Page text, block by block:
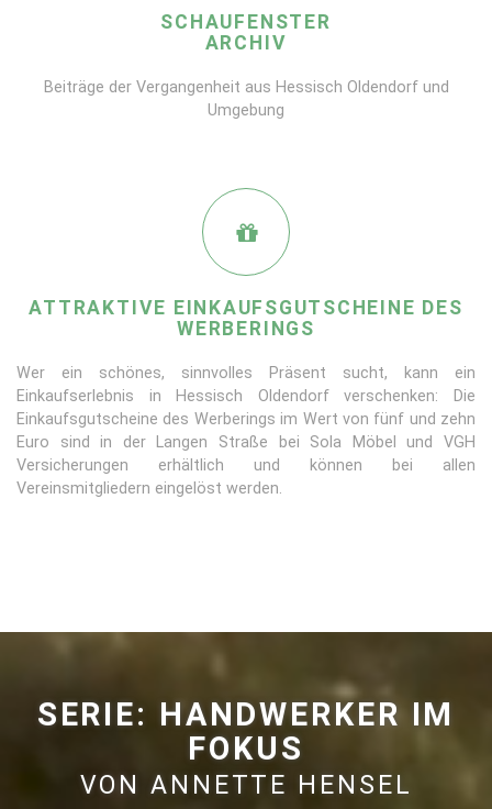
SCHAUFENSTER
ARCHIV
Beiträge der Vergangenheit aus Hessisch Oldendorf und
Umgebung
ATTRAKTIVE EINKAUFSGUTSCHEINE DES
WERBERINGS
Wer ein schönes, sinnvolles Präsent sucht, kann ein
Einkaufserlebnis in Hessisch Oldendorf verschenken: Die
Einkaufsgutscheine des Werberings im Wert von fünf und zehn
Euro sind in der Langen Straße bei Sola Möbel und VGH
Versicherungen erhältlich und können bei allen
Vereinsmitgliedern eingelöst werden.
SERIE: HANDWERKER IM
FOKUS
VON ANNETTE HENSEL